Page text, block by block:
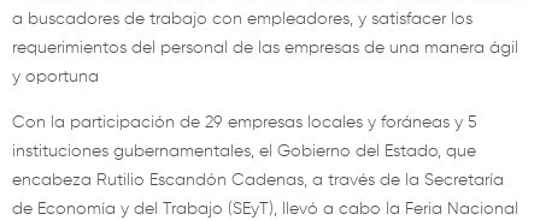
a buscadores de trabajo con empleadores, y satisfacer los
requerimientos del personal de las empresas de una manera ágil
y oportuna
Con la participación de 29 empresas locales y foráneas y 5
instituciones gubernamentales, el Gobierno del Estado, que
encabeza Rutilio Escandón Cadenas, a través de la Secretaría
de Economía y del Trabajo (SEyT), llevó a cabo la Feria Nacional